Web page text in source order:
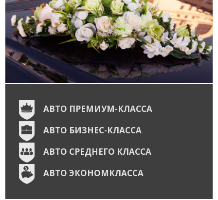
АВТО ПРЕМИУМ-КЛАССА
АВТО БИЗНЕС-КЛАССА
АВТО СРЕДНЕГО КЛАССА
АВТО ЭКОНОМКЛАССА